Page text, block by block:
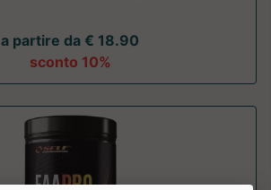
a partire da € 18.90
sconto 10%